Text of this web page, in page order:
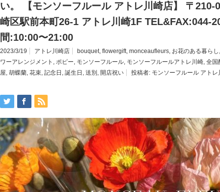
い。 【モンソーフルール アトレ川崎店】 〒210-
崎区駅前本町26-1 アトレ川崎1F TEL&FAX:044-
間:10:00〜21:00
2023/3/19 アトレ川崎店 bouquet, flowergift, monceaufleurs, お花のある暮らし
ワーアレンジメント , ポピー, モンソーフルール, モンソーフルールアトレ川崎, 全国
屋, 胡蝶蘭, 花束, 記念日 , 誕生日 , 送別 , 開店祝い 投稿者: モンソーフルール アトレ